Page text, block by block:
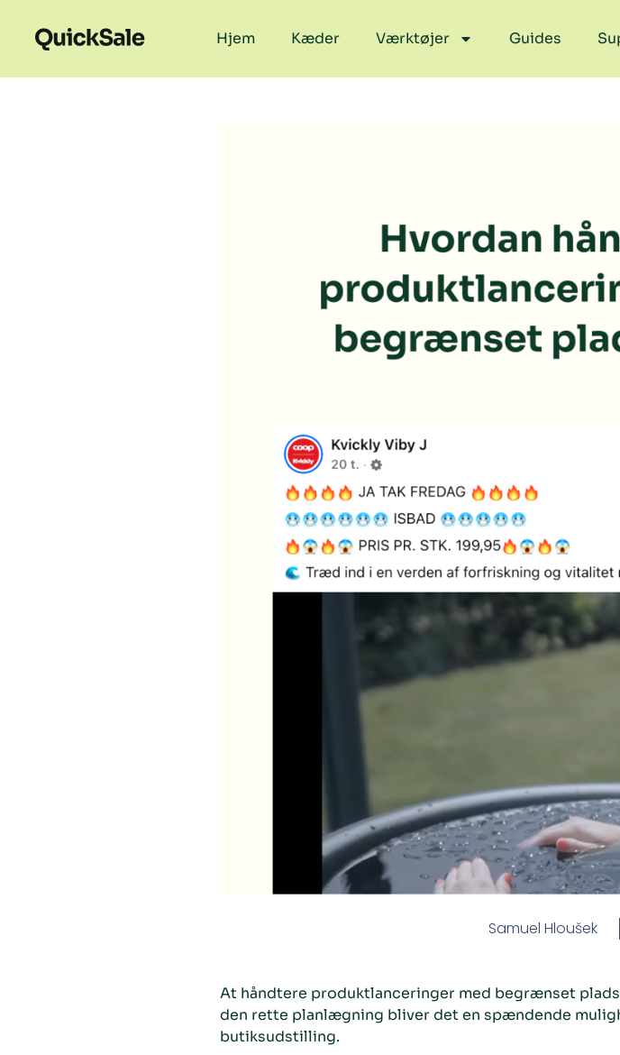
Hjem Kæder Værktøjer Guides
Samuel Hloušek
At håndtere produktlanceringer med begrænset
den rette planlægning bliver det en spændende
butiksudstilling.